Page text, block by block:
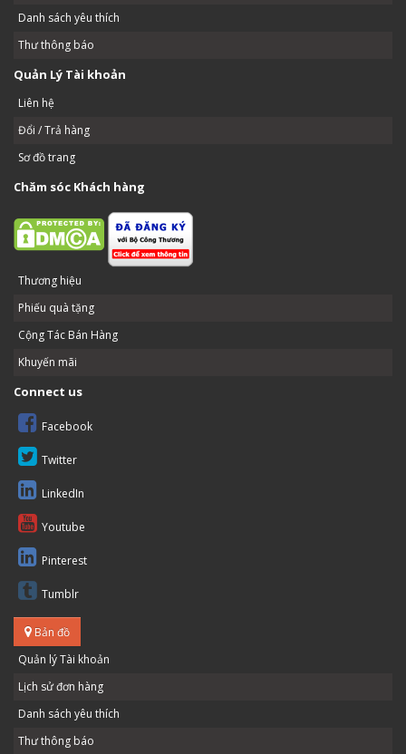
Danh sách yêu thích
Thư thông báo
Quản Lý Tài khoản
Liên hệ
Đổi / Trả hàng
Sơ đồ trang
Chăm sóc Khách hàng
Thương hiệu
Phiếu quà tặng
Cộng Tác Bán Hàng
Khuyến mãi
Connect us
Facebook
Twitter
LinkedIn
Youtube
Pinterest
Tumblr
Bản đồ
Quản lý Tài khoản
Lịch sử đơn hàng
Danh sách yêu thích
Thư thông báo